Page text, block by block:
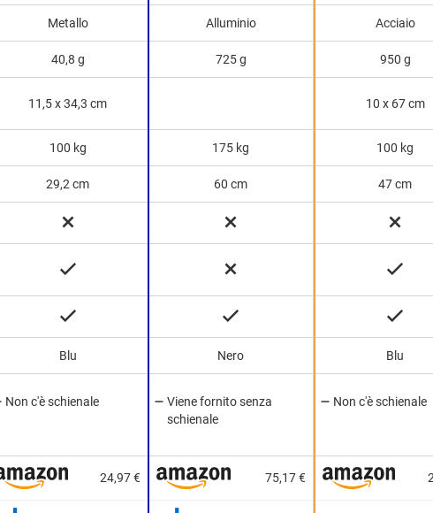
24,97 €
Metallo
40,8 g
11,5 x 34,3 cm
100 kg
29,2 cm
Blu
Non c'è schienale
75,17 €
Alluminio
725 g
175 kg
60 cm
Nero
Viene fornito senza
schienale
Acciaio
950 g
10 x 67 cm
100 kg
47 cm
Blu
Non c'è schienale